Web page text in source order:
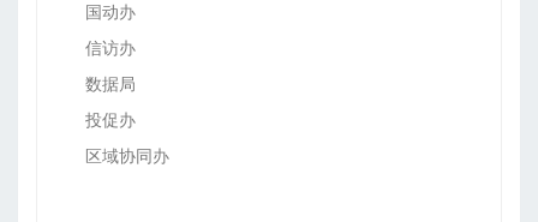
国动办
信访办
数据局
投促办
区域协同办